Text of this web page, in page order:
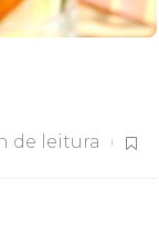
de leitura